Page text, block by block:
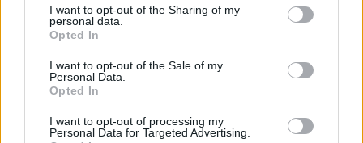
not limited to your visit or usage behaviour. You may click to
grant or deny consent to Google and its third-party tags to
use your data for below specified purposes in below Google
consent section.
I want to opt-out of the Sharing of my
personal data.
Opted In
I want to opt-out of the Sale of my
Personal Data.
Opted In
I want to opt-out of processing my
Personal Data for Targeted Advertising.